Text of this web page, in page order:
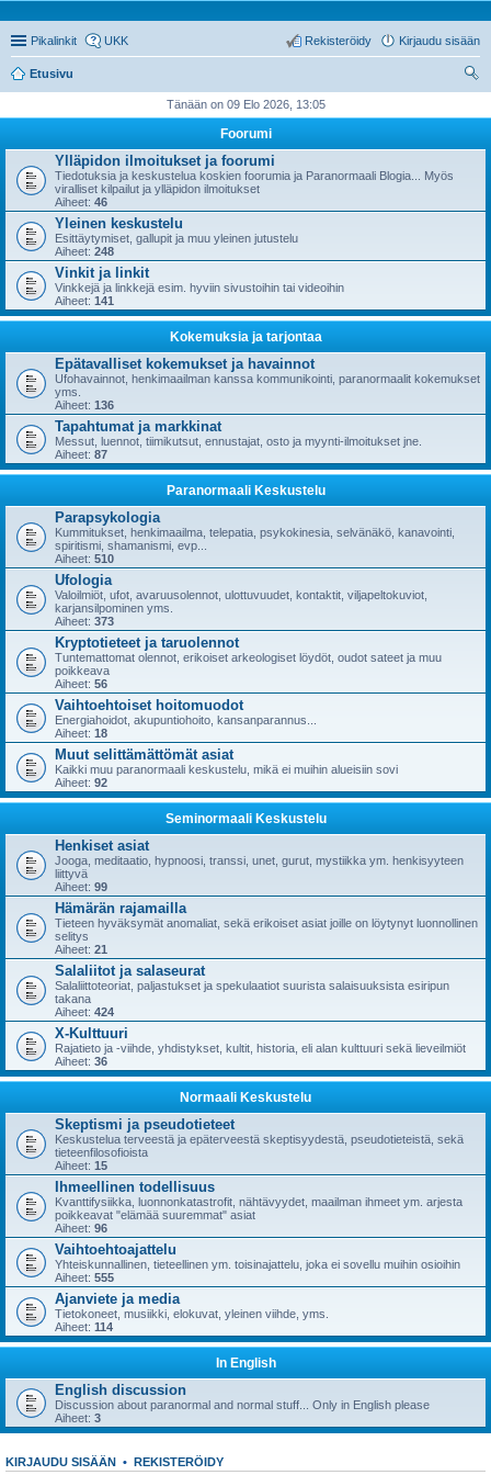
Pikalinkit UKK Kirjaudu sisään
Rekisteröidy
Etusivu
Tänään on 09 Elo 2026, 13:05
Foorumi
Ylläpidon ilmoitukset ja foorumi
Tiedotuksia ja keskustelua koskien foorumia ja Paranormaali Blogia... Myös
viralliset kilpailut ja ylläpidon ilmoitukset
Aiheet: 46
Yleinen keskustelu
Esittäytymiset, gallupit ja muu yleinen jutustelu
Aiheet: 248
Vinkit ja linkit
Vinkkejä ja linkkejä esim. hyviin sivustoihin tai videoihin
Aiheet: 141
Kokemuksia ja tarjontaa
Epätavalliset kokemukset ja havainnot
Ufohavainnot, henkimaailman kanssa kommunikointi, paranormaalit kokemukset
yms.
Aiheet: 136
Tapahtumat ja markkinat
Messut, luennot, tiimikutsut, ennustajat, osto ja myynti-ilmoitukset jne.
Aiheet: 87
Paranormaali Keskustelu
Parapsykologia
Kummitukset, henkimaailma, telepatia, psykokinesia, selvänäkö, kanavointi,
spiritismi, shamanismi, evp...
Aiheet: 510
Ufologia
Valoilmiöt, ufot, avaruusolennot, ulottuvuudet, kontaktit, viljapeltokuviot,
karjansilpominen yms.
Aiheet: 373
Kryptotieteet ja taruolennot
Tuntemattomat olennot, erikoiset arkeologiset löydöt, oudot sateet ja muu
poikkeava
Aiheet: 56
Vaihtoehtoiset hoitomuodot
Energiahoidot, akupuntiohoito, kansanparannus...
Aiheet: 18
Muut selittämättömät asiat
Kaikki muu paranormaali keskustelu, mikä ei muihin alueisiin sovi
Aiheet: 92
Seminormaali Keskustelu
Henkiset asiat
Jooga, meditaatio, hypnoosi, transsi, unet, gurut, mystiikka ym. henkisyyteen
liittyvä
Aiheet: 99
Hämärän rajamailla
Tieteen hyväksymät anomaliat, sekä erikoiset asiat joille on löytynyt luonnollinen
selitys
Aiheet: 21
Salaliitot ja salaseurat
Salaliittoteoriat, paljastukset ja spekulaatiot suurista salaisuuksista esiripun
takana
Aiheet: 424
X-Kulttuuri
Rajatieto ja -viihde, yhdistykset, kultit, historia, eli alan kulttuuri sekä lieveilmiöt
Aiheet: 36
Normaali Keskustelu
Skeptismi ja pseudotieteet
Keskustelua terveestä ja epäterveestä skeptisyydestä, pseudotieteistä, sekä
tieteenfilosofioista
Aiheet: 15
Ihmeellinen todellisuus
Kvanttifysiikka, luonnonkatastrofit, nähtävyydet, maailman ihmeet ym. arjesta
poikkeavat "elämää suuremmat" asiat
Aiheet: 96
Vaihtoehtoajattelu
Yhteiskunnallinen, tieteellinen ym. toisinajattelu, joka ei sovellu muihin osioihin
Aiheet: 555
Ajanviete ja media
Tietokoneet, musiikki, elokuvat, yleinen viihde, yms.
Aiheet: 114
In English
English discussion
Discussion about paranormal and normal stuff... Only in English please
Aiheet: 3
KIRJAUDU SISÄÄN • REKISTERÖIDY